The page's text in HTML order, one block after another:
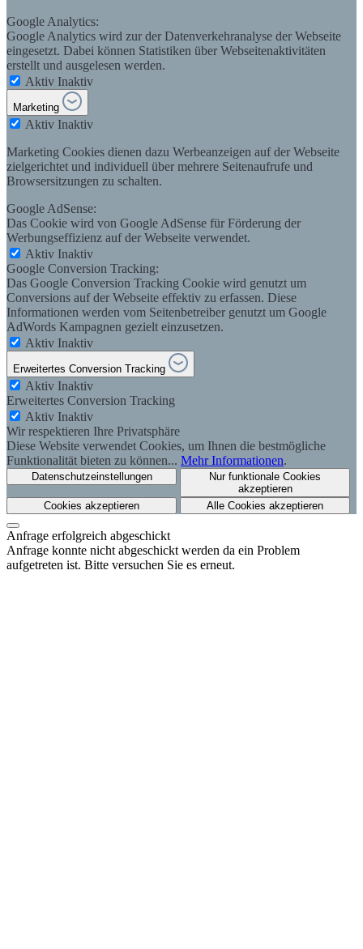
Google Analytics:
Google Analytics wird zur der Datenverkehranalyse der Webseite
eingesetzt. Dabei können Statistiken über Webseitenaktivitäten
erstellt und ausgelesen werden.
Aktiv Inaktiv
Marketing
Aktiv Inaktiv
Marketing Cookies dienen dazu Werbeanzeigen auf der Webseite
zielgerichtet und individuell über mehrere Seitenaufrufe und
Browsersitzungen zu schalten.
Google AdSense:
Das Cookie wird von Google AdSense für Förderung der
Werbungseffizienz auf der Webseite verwendet.
Aktiv Inaktiv
Google Conversion Tracking:
Das Google Conversion Tracking Cookie wird genutzt um
Conversions auf der Webseite effektiv zu erfassen. Diese
Informationen werden vom Seitenbetreiber genutzt um Google
AdWords Kampagnen gezielt einzusetzen.
Aktiv Inaktiv
Erweitertes Conversion Tracking
Aktiv Inaktiv
Erweitertes Conversion Tracking
Aktiv Inaktiv
Wir respektieren Ihre Privatsphäre
Diese Website verwendet Cookies, um Ihnen die bestmögliche
Funktionalität bieten zu können... Mehr Informationen.
Datenschutzeinstellungen
Nur funktionale Cookies
akzeptieren
Cookies akzeptieren
Alle Cookies akzeptieren
Anfrage erfolgreich abgeschickt
Anfrage konnte nicht abgeschickt werden da ein Problem
aufgetreten ist. Bitte versuchen Sie es erneut.